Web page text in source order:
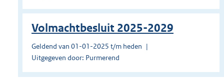
Volmachtbesluit 2025-2029
Geldend van 01-01-2025 t/m heden
Uitgegeven door: Purmerend